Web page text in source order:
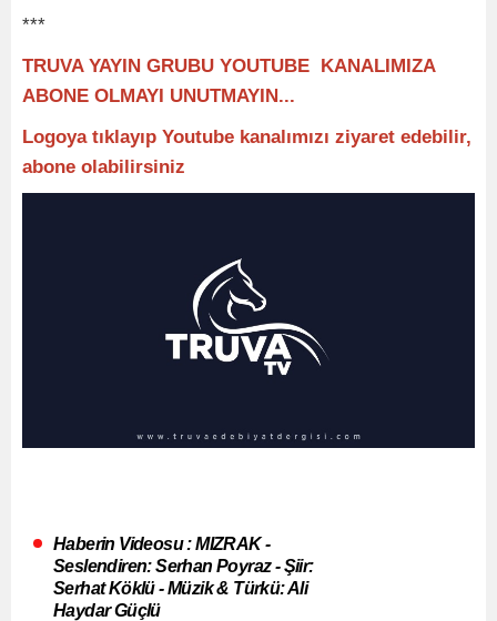
***
TRUVA YAYIN GRUBU YOUTUBE KANALIMIZA
ABONE OLMAYI UNUTMAYIN...
Logoya tıklayıp Youtube kanalımızı ziyaret edebilir,
abone olabilirsiniz
Haberin Videosu : MIZRAK -
Seslendiren: Serhan Poyraz - Şiir:
Serhat Köklü - Müzik & Türkü: Ali
Haydar Güçlü